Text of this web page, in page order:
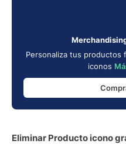
Personaliza tus productos
iconos
Eliminar Producto icono